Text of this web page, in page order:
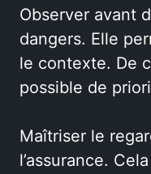
Observer avant
dangers. Elle
le contexte. De
possible de
Maîtriser le
l’assurance.